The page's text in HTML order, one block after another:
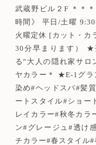
武蔵野ビル２F ＊＊
時間》 平日/土曜
火曜定休 [カット・カ
30分早まります） ★
る"大人の隠れ家サ
ヤカラー＊ ★E-1グラ
染め#ヘッドスパ#髪
ートスタイル#ショー
レイカラー#秋冬カラ
ン#グレージュ#透け
チカラー#春スタイル#